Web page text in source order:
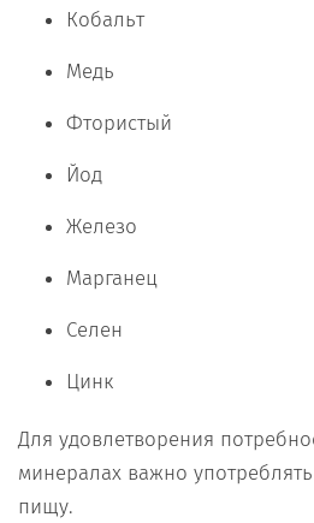
Кобальт
Медь
Фтористый
Йод
Железо
Марганец
Селен
Цинк
Для удовлетворения
минералах важно
пищу.